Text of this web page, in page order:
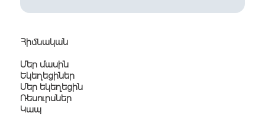
Հիմնական
Մեր մասին
Եկեղեցիներ
Մեր եկեղեցին
Ռեսուրսներ
Կապ